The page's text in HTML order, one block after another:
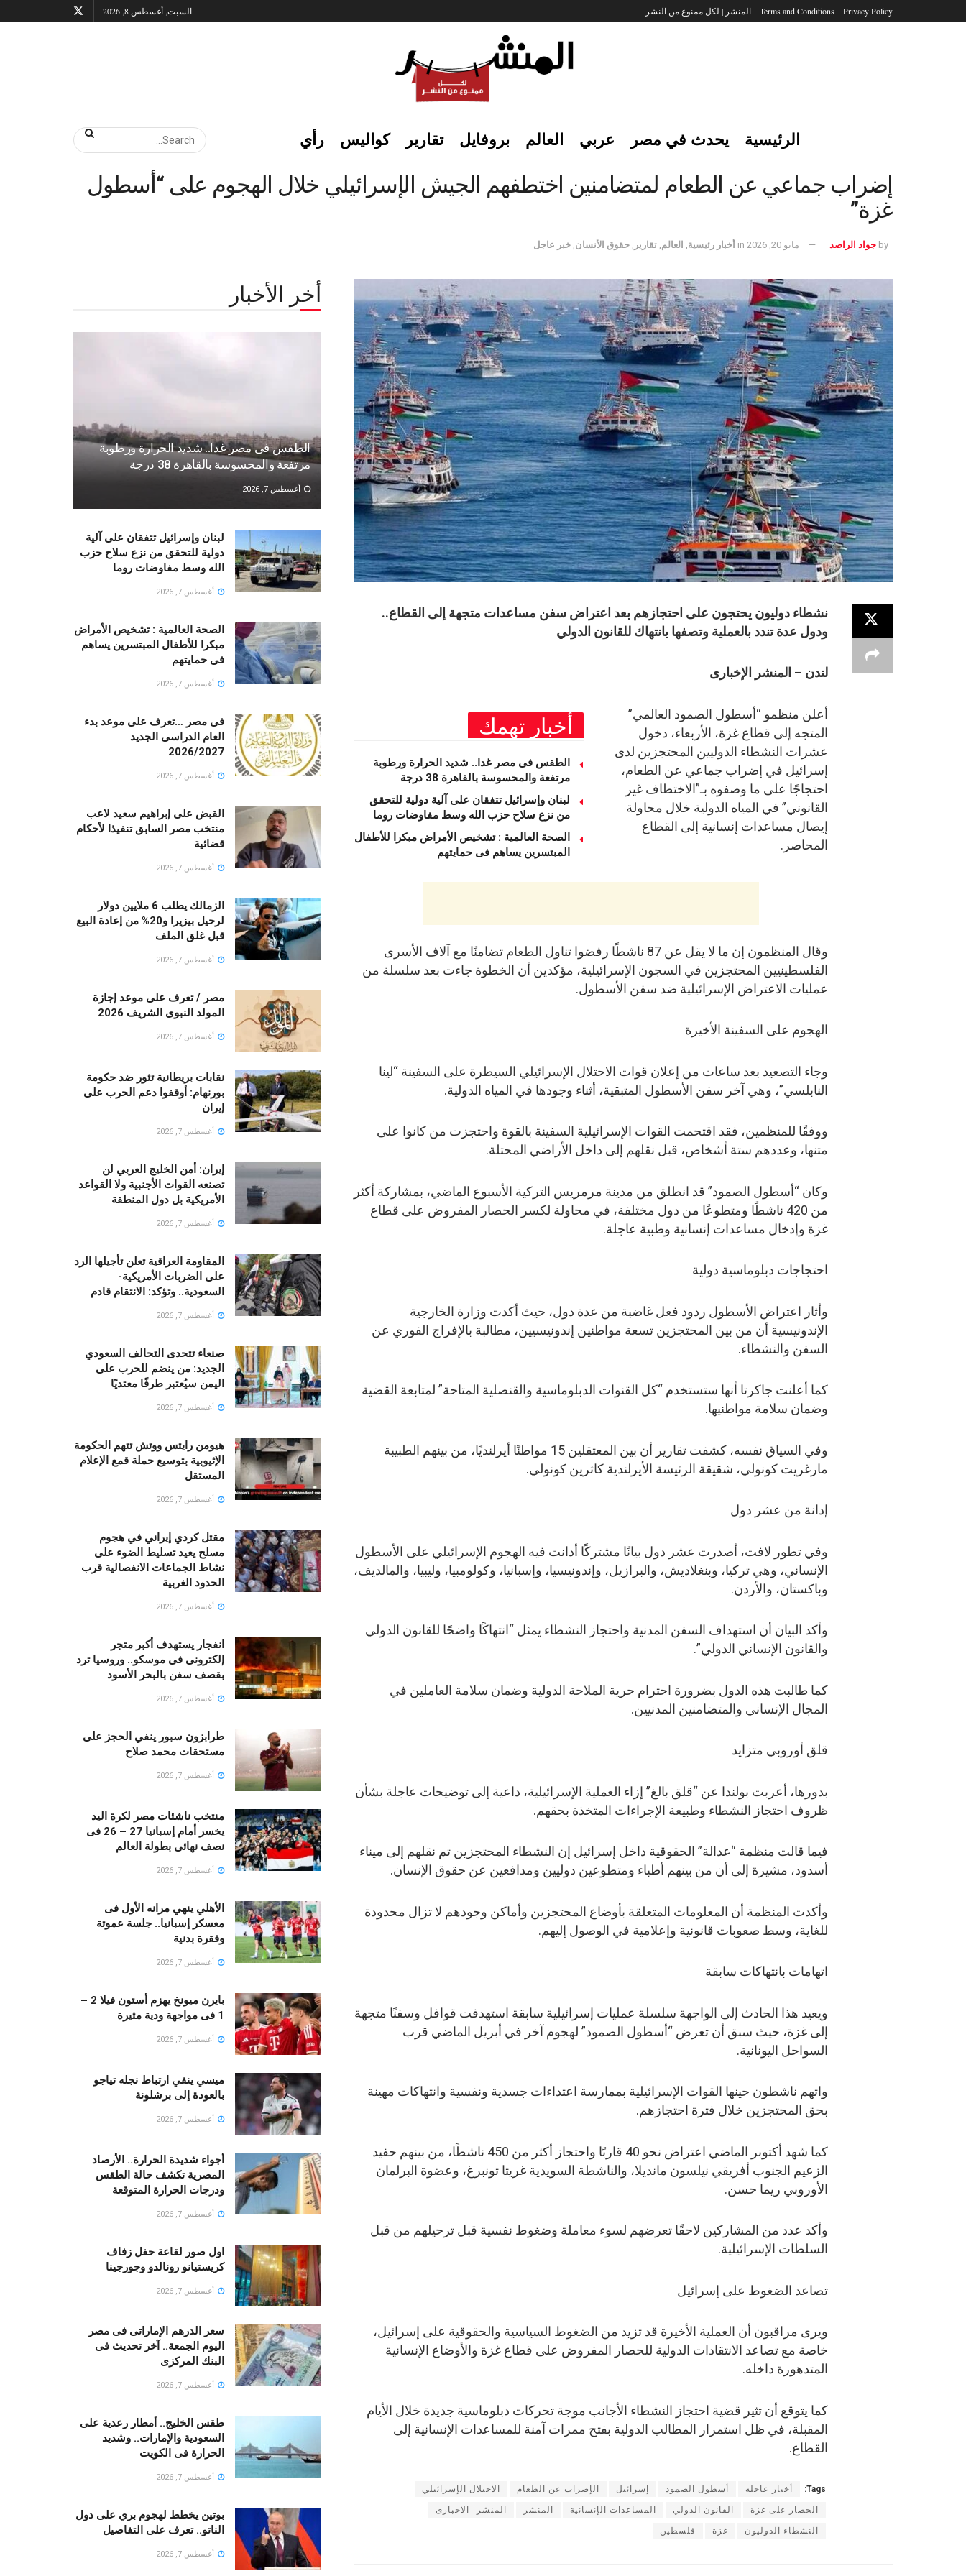
Privacy Policy
Terms and Conditions المنشر | لكل ممنوع من النشر السبت, أغسطس 8, 2026
الرئيسية يحدث في مصر عربي العالم بروفايل تقارير كواليس رأي
إضراب جماعي عن الطعام لمتضامنين اختطفهم الجيش الإسرائيلي خلال الهجوم على “أسطول
غزة”
by جواد الراصد مايو 20, 2026 in أخبار رئيسية العالم تقارير حقوق الأنسان خبر عاجل
نشطاء دوليون يحتجون على احتجازهم بعد اعتراض سفن مساعدات متجهة إلى القطاع..
ودول عدة تندد بالعملية وتصفها بانتهاك للقانون الدولي
لندن – المنشر الإخبارى
أخبار تهمك
الطقس فى مصر غدا.. شديد الحرارة ورطوبة
مرتفعة والمحسوسة بالقاهرة 38 درجة
لبنان وإسرائيل تتفقان على آلية دولية للتحقق
من نزع سلاح حزب الله وسط مفاوضات روما
الصحة العالمية : تشخيص الأمراض مبكرا للأطفال
المبتسرين يساهم فى حمايتهم
أعلن منظمو “أسطول الصمود العالمي”
المتجه إلى قطاع غزة، الأربعاء، دخول
عشرات النشطاء الدوليين المحتجزين لدى
إسرائيل في إضراب جماعي عن الطعام،
احتجاجًا على ما وصفوه بـ”الاختطاف غير
القانوني” في المياه الدولية خلال محاولة
إيصال مساعدات إنسانية إلى القطاع
المحاصر.
وقال المنظمون إن ما لا يقل عن 87 ناشطًا رفضوا تناول الطعام تضامنًا مع آلاف الأسرى
الفلسطينيين المحتجزين في السجون الإسرائيلية، مؤكدين أن الخطوة جاءت بعد سلسلة من
عمليات الاعتراض الإسرائيلية ضد سفن الأسطول.
الهجوم على السفينة الأخيرة
وجاء التصعيد بعد ساعات من إعلان قوات الاحتلال الإسرائيلي السيطرة على السفينة “لينا
النابلسي”، وهي آخر سفن الأسطول المتبقية، أثناء وجودها في المياه الدولية.
ووفقًا للمنظمين، فقد اقتحمت القوات الإسرائيلية السفينة بالقوة واحتجزت من كانوا على
متنها، وعددهم ستة أشخاص، قبل نقلهم إلى داخل الأراضي المحتلة.
وكان “أسطول الصمود” قد انطلق من مدينة مرمريس التركية الأسبوع الماضي، بمشاركة أكثر
من 420 ناشطًا ومتطوعًا من دول مختلفة، في محاولة لكسر الحصار المفروض على قطاع
غزة وإدخال مساعدات إنسانية وطبية عاجلة.
احتجاجات دبلوماسية دولية
وأثار اعتراض الأسطول ردود فعل غاضبة من عدة دول، حيث أكدت وزارة الخارجية
الإندونيسية أن من بين المحتجزين تسعة مواطنين إندونيسيين، مطالبة بالإفراج الفوري عن
السفن والنشطاء.
كما أعلنت جاكرتا أنها ستستخدم “كل القنوات الدبلوماسية والقنصلية المتاحة” لمتابعة القضية
وضمان سلامة مواطنيها.
وفي السياق نفسه، كشفت تقارير أن بين المعتقلين 15 مواطنًا أيرلنديًا، من بينهم الطبيبة
مارغريت كونولي، شقيقة الرئيسة الأيرلندية كاثرين كونولي.
إدانة من عشر دول
وفي تطور لافت، أصدرت عشر دول بيانًا مشتركًا أدانت فيه الهجوم الإسرائيلي على الأسطول
الإنساني، وهي تركيا، وبنغلاديش، والبرازيل، وإندونيسيا، وإسبانيا، وكولومبيا، وليبيا، والمالديف،
وباكستان، والأردن.
وأكد البيان أن استهداف السفن المدنية واحتجاز النشطاء يمثل “انتهاكًا واضحًا للقانون الدولي
والقانون الإنساني الدولي”.
كما طالبت هذه الدول بضرورة احترام حرية الملاحة الدولية وضمان سلامة العاملين في
المجال الإنساني والمتضامنين المدنيين.
قلق أوروبي متزايد
بدورها، أعربت بولندا عن “قلق بالغ” إزاء العملية الإسرائيلية، داعية إلى توضيحات عاجلة بشأن
ظروف احتجاز النشطاء وطبيعة الإجراءات المتخذة بحقهم.
فيما قالت منظمة “عدالة” الحقوقية داخل إسرائيل إن النشطاء المحتجزين تم نقلهم إلى ميناء
أسدود، مشيرة إلى أن من بينهم أطباء ومتطوعين دوليين ومدافعين عن حقوق الإنسان.
وأكدت المنظمة أن المعلومات المتعلقة بأوضاع المحتجزين وأماكن وجودهم لا تزال محدودة
للغاية، وسط صعوبات قانونية وإعلامية في الوصول إليهم.
اتهامات بانتهاكات سابقة
ويعيد هذا الحادث إلى الواجهة سلسلة عمليات إسرائيلية سابقة استهدفت قوافل وسفنًا متجهة
إلى غزة، حيث سبق أن تعرض “أسطول الصمود” لهجوم آخر في أبريل الماضي قرب
السواحل اليونانية.
واتهم ناشطون حينها القوات الإسرائيلية بممارسة اعتداءات جسدية ونفسية وانتهاكات مهينة
بحق المحتجزين خلال فترة احتجازهم.
كما شهد أكتوبر الماضي اعتراض نحو 40 قاربًا واحتجاز أكثر من 450 ناشطًا، من بينهم حفيد
الزعيم الجنوب أفريقي نيلسون مانديلا، والناشطة السويدية غريتا تونبرغ، وعضوة البرلمان
الأوروبي ريما حسن.
وأكد عدد من المشاركين لاحقًا تعرضهم لسوء معاملة وضغوط نفسية قبل ترحيلهم من قبل
السلطات الإسرائيلية.
تصاعد الضغوط على إسرائيل
ويرى مراقبون أن العملية الأخيرة قد تزيد من الضغوط السياسية والحقوقية على إسرائيل،
خاصة مع تصاعد الانتقادات الدولية للحصار المفروض على قطاع غزة والأوضاع الإنسانية
المتدهورة داخله.
كما يتوقع أن تثير قضية احتجاز النشطاء الأجانب موجة تحركات دبلوماسية جديدة خلال الأيام
المقبلة، في ظل استمرار المطالب الدولية بفتح ممرات آمنة للمساعدات الإنسانية إلى
القطاع.
Tags: أخبار عاجله أسطول الصمود إسرائيل الإضراب عن الطعام الاحتلال الإسرائيلي
الحصار على غزة القانون الدولي المساعدات الإنسانية المنشر المنشر _الاخبارى
النشطاء الدوليون غزة فلسطين
أخر الأخبار
الطقس فى مصر غدا.. شديد الحرارة ورطوبة
مرتفعة والمحسوسة بالقاهرة 38 درجة
أغسطس 7, 2026
لبنان وإسرائيل تتفقان على آلية
دولية للتحقق من نزع سلاح حزب
الله وسط مفاوضات روما
أغسطس 7, 2026
الصحة العالمية : تشخيص الأمراض
مبكرا للأطفال المبتسرين يساهم
فى حمايتهم
أغسطس 7, 2026
فى مصر …تعرف على موعد بدء
العام الدراسى الجديد
2026/2027
أغسطس 7, 2026
القبض على إبراهيم سعيد لاعب
منتخب مصر السابق تنفيذا لأحكام
قضائية
أغسطس 7, 2026
الزمالك يطلب 6 ملايين دولار
لرحيل بيزيرا و20% من إعادة البيع
قبل غلق الملف
أغسطس 7, 2026
مصر / تعرف على موعد إجازة
المولد النبوى الشريف 2026
أغسطس 7, 2026
نقابات بريطانية تثور ضد حكومة
بورنهام: أوقفوا دعم الحرب على
إيران
أغسطس 7, 2026
إيران: أمن الخليج العربي لن
تصنعه القوات الأجنبية ولا القواعد
الأمريكية بل دول المنطقة
أغسطس 7, 2026
المقاومة العراقية تعلن تأجيلها الرد
على الضربات الأمريكية-
السعودية.. وتؤكد: الانتقام قادم
أغسطس 7, 2026
صنعاء تتحدى التحالف السعودي
الجديد: من ينضم للحرب على
اليمن سيُعتبر طرفًا معتديًا
أغسطس 7, 2026
هيومن رايتس ووتش تتهم الحكومة
الإثيوبية بتوسيع حملة قمع الإعلام
المستقل
أغسطس 7, 2026
مقتل كردي إيراني في هجوم
مسلح يعيد تسليط الضوء على
نشاط الجماعات الانفصالية قرب
الحدود الغربية
أغسطس 7, 2026
انفجار يستهدف أكبر متجر
إلكترونى فى موسكو.. وروسيا ترد
بقصف سفن بالبحر الأسود
أغسطس 7, 2026
طرابزون سبور ينفي الحجز على
مستحقات محمد صلاح
أغسطس 7, 2026
منتخب ناشئات مصر لكرة اليد
يخسر أمام إسبانيا 27 – 26 فى
نصف نهائى بطولة العالم
أغسطس 7, 2026
الأهلي ينهي مرانه الأول فى
معسكر إسبانيا.. جلسة عموتة
وفقرة بدنية
أغسطس 7, 2026
بايرن ميونخ يهزم أستون فيلا 2 –
1 فى مواجهة ودية مثيرة
أغسطس 7, 2026
ميسي ينفي ارتباط نجله تياجو
بالعودة إلى برشلونة
أغسطس 7, 2026
أجواء شديدة الحرارة.. الأرصاد
المصرية تكشف حالة الطقس
ودرجات الحرارة المتوقعة
أغسطس 7, 2026
اول صور لقاعة حفل زفاف
كريستيانو رونالدو وجورجينا
أغسطس 7, 2026
سعر الدرهم الإماراتى فى مصر
اليوم الجمعة.. آخر تحديث فى
البنك المركزى
أغسطس 7, 2026
طقس الخليج.. أمطار رعدية على
السعودية والإمارات.. وشديد
الحرارة فى الكويت
أغسطس 7, 2026
بوتين يخطط لهجوم بري على دول
الناتو.. تعرف على التفاصيل
أغسطس 7, 2026